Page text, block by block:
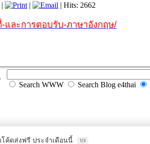
| | | Hits: 2662
และการตอบรับ-ภาษาอังกฤษ/
Search WWW Search Blog e4thai
โค้ดส่งฟรี ประจำเดือนนี้ 1/3